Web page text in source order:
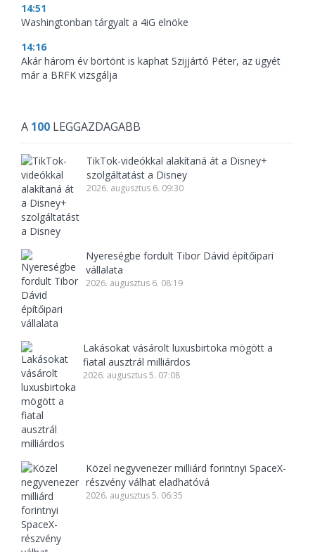
14:51
Washingtonban tárgyalt a 4iG elnöke
14:16
Akár három év börtönt is kaphat Szijjártó Péter, az ügyét
már a BRFK vizsgálja
A 100 LEGGAZDAGABB
TikTok-videókkal alakítaná át a Disney+
szolgáltatást a Disney
2026. augusztus 6. 09:30
Nyereségbe fordult Tibor Dávid építőipari
vállalata
2026. augusztus 6. 08:19
Lakásokat vásárolt luxusbirtoka mögött a
fiatal ausztrál milliárdos
2026. augusztus 5. 07:08
Közel negyvenezer milliárd forintnyi SpaceX-
részvény válhat eladhatóvá
2026. augusztus 5. 06:35